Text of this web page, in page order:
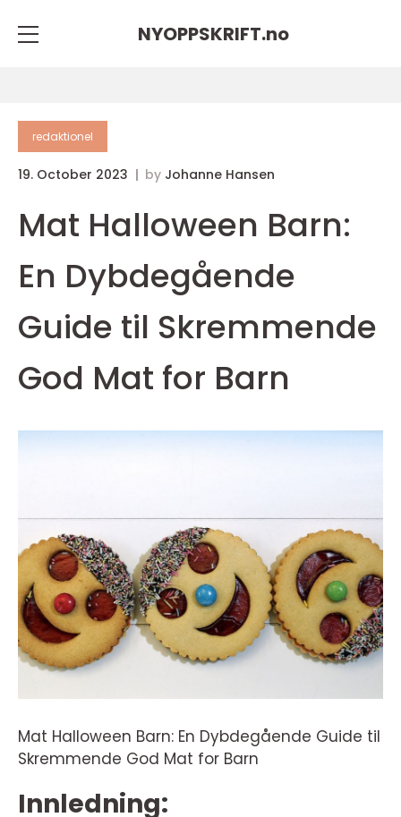
NYOPPSKRIFT.no
redaktionel
19. October 2023 by Johanne Hansen
Mat Halloween Barn:
En Dybdegående
Guide til Skremmende
God Mat for Barn
Mat Halloween Barn: En Dybdegående Guide til
Skremmende God Mat for Barn
Innledning: